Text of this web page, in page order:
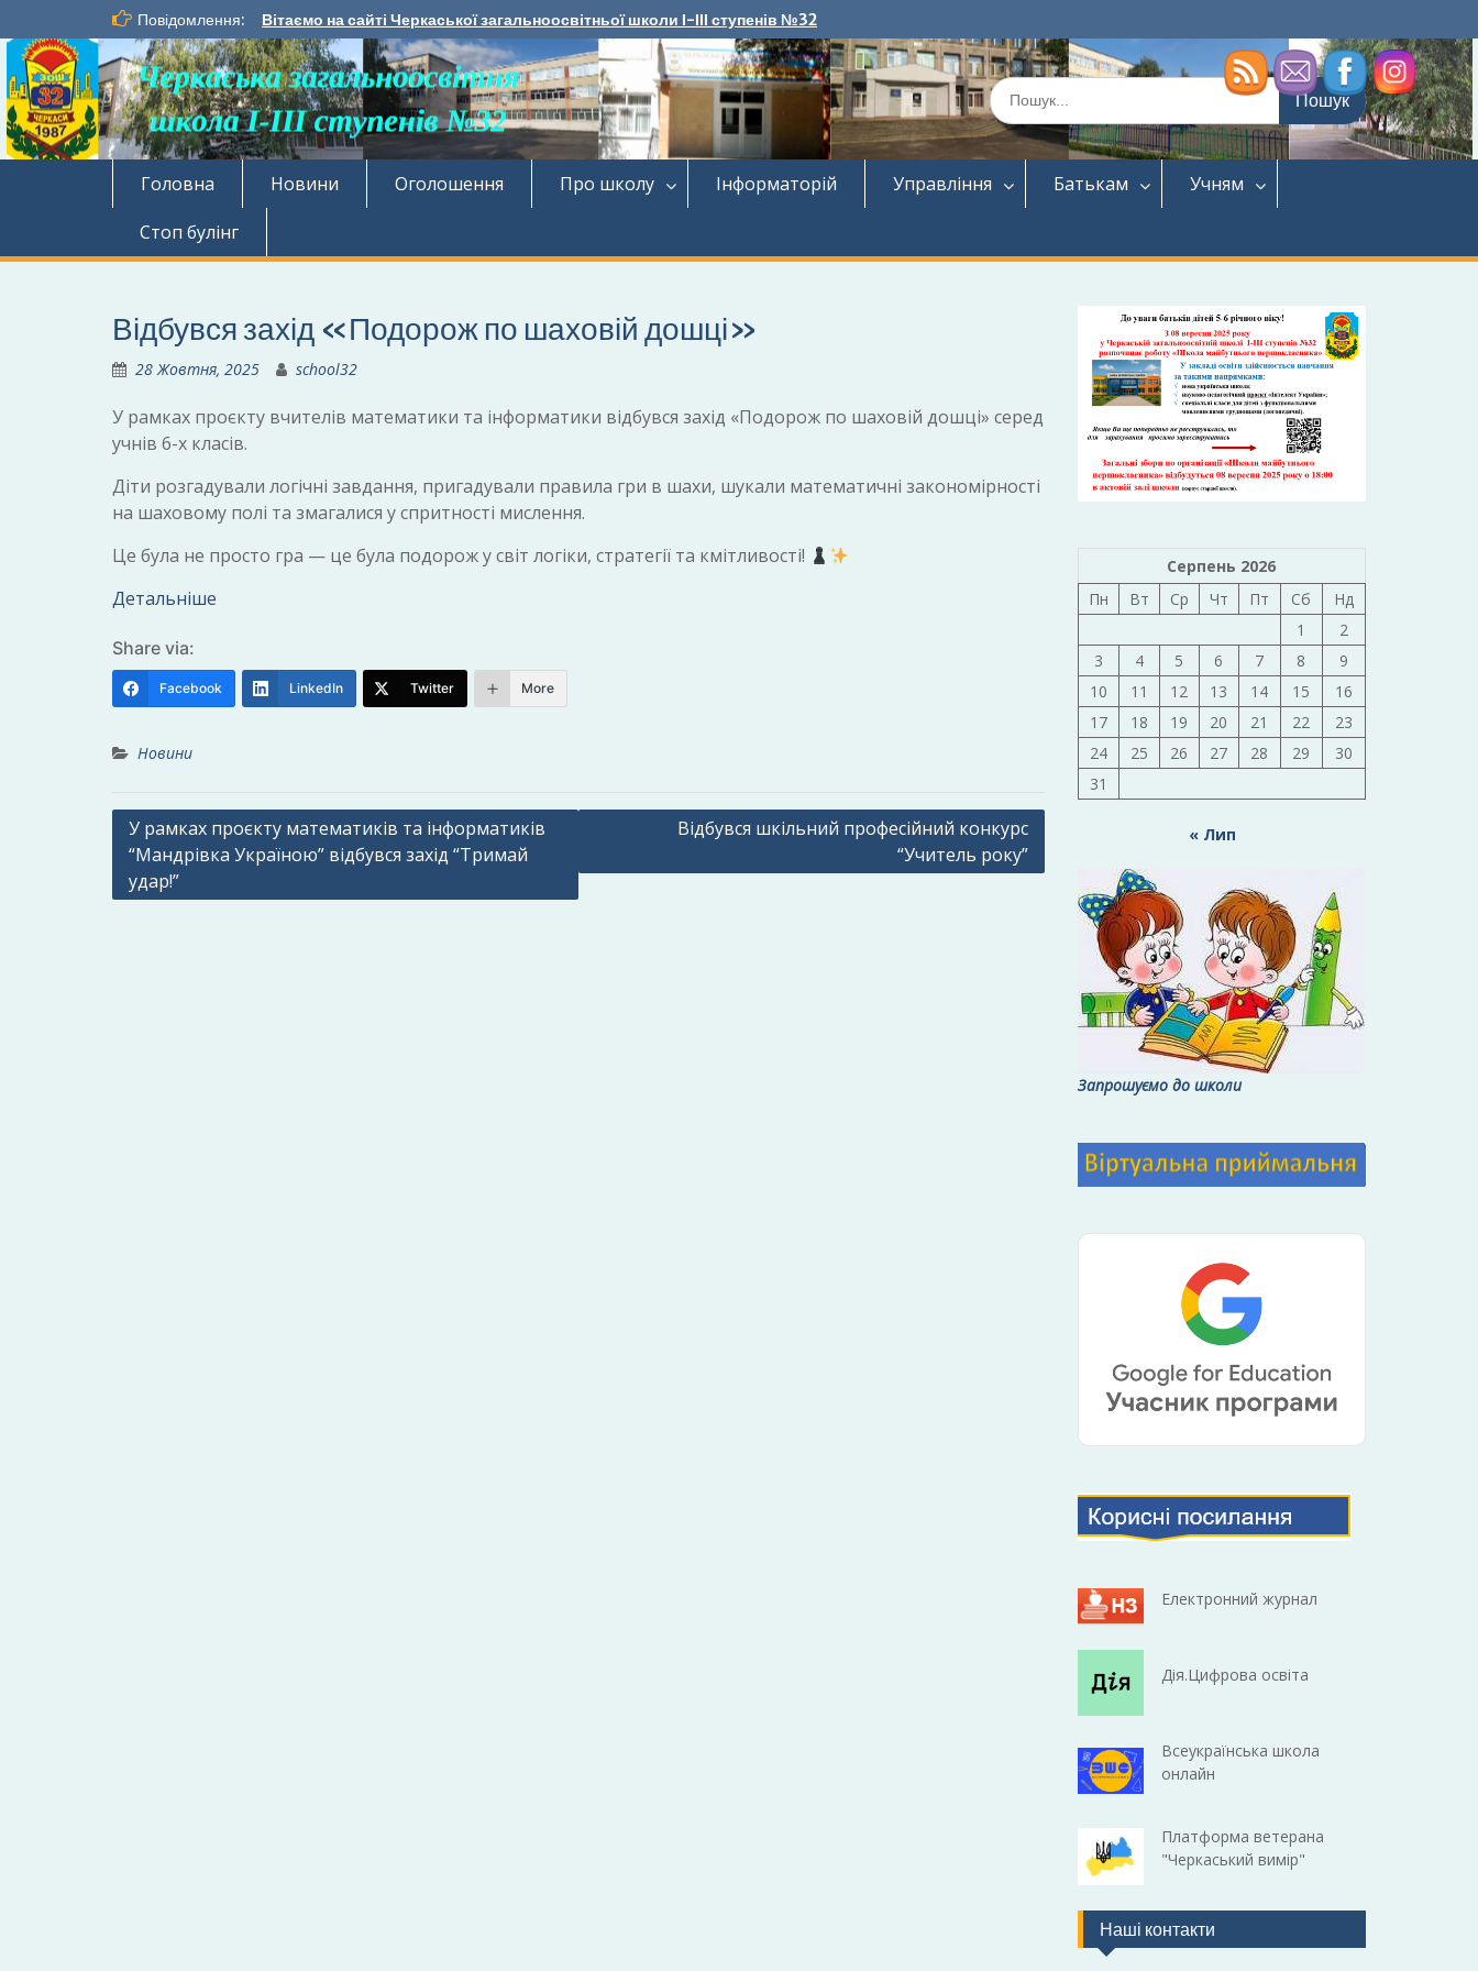
до
вмісту
Повідомлення: Вітаємо на сайті Черкаської загальноосвітньої школи І-ІІІ ступенів №32
Шукати:
Головна Новини Оголошення Про школу Інформаторій Управління Батькам
Учням
Стоп булінг
Відбувся захід «Подорож по шаховій дошці»
28 Жовтня, 2025 school32
У рамках проєкту вчителів математики та інформатики відбувся захід «Подорож по шаховій дошці» серед
учнів 6-х класів.
Діти розгадували логічні завдання, пригадували правила гри в шахи, шукали математичні закономірності
на шаховому полі та змагалися у спритності мислення.
Це була не просто гра — це була подорож у світ логіки, стратегії та кмітливості!
Детальніше
Share via:
Facebook LinkedIn Twitter More
Новини
Навігація
записів
У рамках проєкту математиків та інформатиків
“Мандрівка Україною” відбувся захід “Тримай
удар!”
Відбувся шкільний професійний конкурс
“Учитель року”
Серпень 2026
Пн
Вт Ср Чт Пт Сб
Нд
1
2
3
4 5 6 7 8
9
10
11 12 13 14 15
16
17
18 19 20 21 22
23
24
25 26 27 28 29
30
31
« Лип
Запрошуємо до школи
Електронний журнал
Дія.Цифрова освіта
Всеукраїнська школа
онлайн
Платформа ветерана
"Черкаський вимір"
Наші контакти